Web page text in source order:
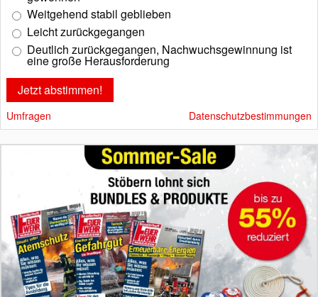
Weitgehend stabil geblieben
Leicht zurückgegangen
Deutlich zurückgegangen, Nachwuchsgewinnung ist
eine große Herausforderung
Umfragen Datenschutzbestimmungen